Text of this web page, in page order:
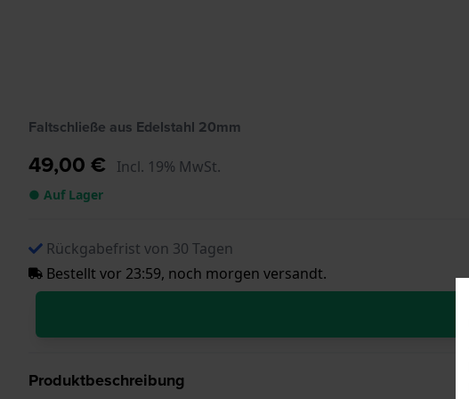
Faltschließe aus Edelstahl 20mm
49,00 € Incl. 19% MwSt.
● Auf Lager
Rückgabefrist von 30 Tagen
Bestellt vor 23:59, noch morgen versandt.
Produktbeschreibung